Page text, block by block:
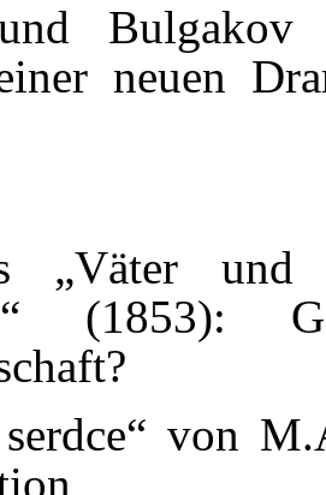
Bulgakov
neuen
„Väter
(1853):
serdce“ von